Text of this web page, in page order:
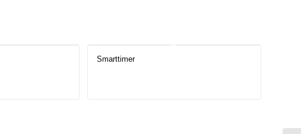
Smarttimer